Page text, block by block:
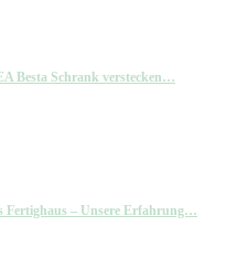
Besta Schrank verstecken…
Fertighaus – Unsere Erfahrung…